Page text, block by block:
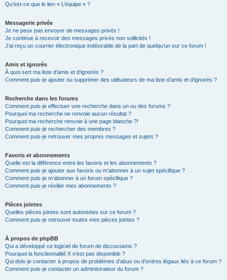
Qu’est-ce que le lien « L’équipe » ?
Messagerie privée
Je ne peux pas envoyer de messages privés !
Je continue à recevoir des messages privés non sollicités !
J’ai reçu un courrier électronique indésirable de la part de quelqu’un sur ce forum !
Amis et ignorés
À quoi sert ma liste d’amis et d’ignorés ?
Comment puis-je ajouter ou supprimer des utilisateurs de ma liste d’amis et d’ignorés ?
Recherche dans les forums
Comment puis-je effectuer une recherche dans un ou des forums ?
Pourquoi ma recherche ne renvoie aucun résultat ?
Pourquoi ma recherche renvoie à une page blanche ?!
Comment puis-je rechercher des membres ?
Comment puis-je retrouver mes propres messages et sujets ?
Favoris et abonnements
Quelle est la différence entre les favoris et les abonnements ?
Comment puis-je ajouter aux favoris ou m’abonner à un sujet spécifique ?
Comment puis-je m’abonner à un forum spécifique ?
Comment puis-je résilier mes abonnements ?
Pièces jointes
Quelles pièces jointes sont autorisées sur ce forum ?
Comment puis-je retrouver toutes mes pièces jointes ?
À propos de phpBB
Qui a développé ce logiciel de forum de discussions ?
Pourquoi la fonctionnalité X n’est pas disponible ?
Qui dois-je contacter à propos de problèmes d’abus ou d’ordres légaux liés à ce forum ?
Comment puis-je contacter un administrateur du forum ?